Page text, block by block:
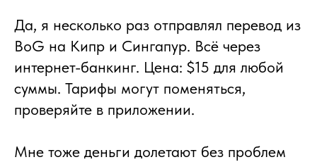
Да, я несколько раз отправлял перевод из
BoG на Кипр и Сингапур. Всё через
интернет-банкинг. Цена: $15 для любой
суммы. Тарифы могут поменяться,
проверяйте в приложении.
Мне тоже деньги долетают без проблем